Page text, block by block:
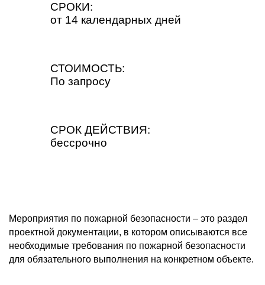
СРОКИ:
от 14 календарных дней
СТОИМОСТЬ:
По запросу
СРОК ДЕЙСТВИЯ:
бессрочно
Мероприятия по пожарной безопасности – это раздел
проектной документации, в котором описываются все
необходимые требования по пожарной безопасности
для обязательного выполнения на конкретном объекте.